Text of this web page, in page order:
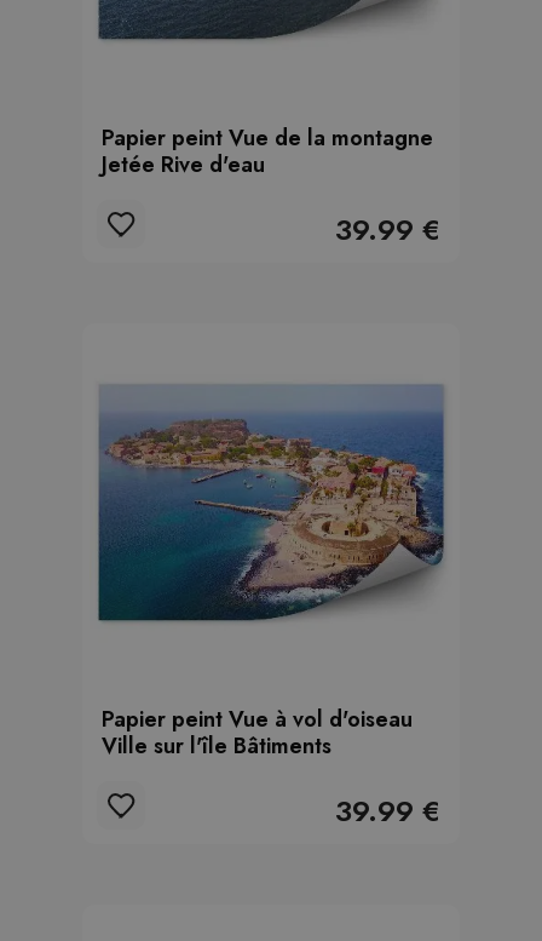
Papier peint Vue de la montagne
Jetée Rive d'eau
39.99 €
Papier peint Vue à vol d'oiseau
Ville sur l'île Bâtiments
39.99 €